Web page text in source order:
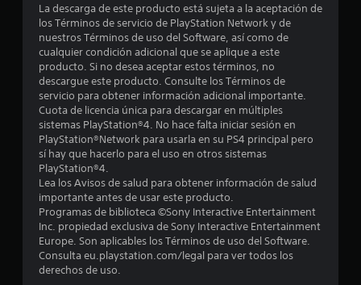
c
a
l
i
f
i
c
La descarga de este producto está sujeta a la aceptación de
los Términos de servicio de PlayStation Network y de
nuestros Términos de uso del Software, así como de
cualquier condición adicional que se aplique a este
producto. Si no desea aceptar estos términos, no
descargue este producto. Consulte los Términos de
servicio para obtener información adicional importante.
Cuota de licencia única para descargar en múltiples
sistemas PlayStation®4. No hace falta iniciar sesión en
PlayStation®Network para usarla en su PS4 principal pero
sí hay que hacerlo para el uso en otros sistemas
PlayStation®4.
Lea los Avisos de salud para obtener información de salud
importante antes de usar este producto.
Programas de biblioteca ©Sony Interactive Entertainment
Inc. propiedad exclusiva de Sony Interactive Entertainment
Europe. Son aplicables los Términos de uso del Software.
Consulta eu.playstation.com/legal para ver todos los
derechos de uso.